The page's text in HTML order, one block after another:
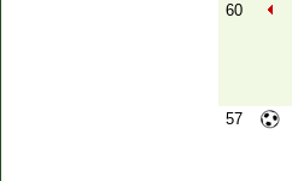
60
57